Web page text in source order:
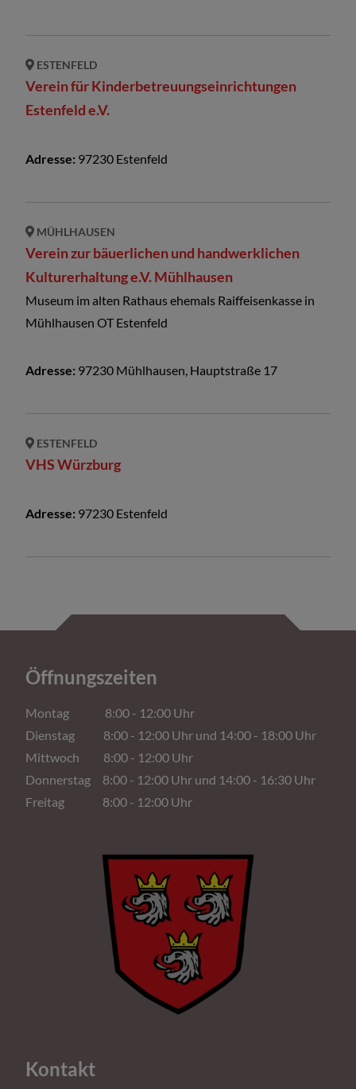
ESTENFELD
Verein für Kinderbetreuungseinrichtungen
Estenfeld e.V.
Adresse: 97230 Estenfeld
MÜHLHAUSEN
Verein zur bäuerlichen und handwerklichen
Kulturerhaltung e.V. Mühlhausen
Museum im alten Rathaus ehemals Raiffeisenkasse in
Mühlhausen OT Estenfeld
Adresse: 97230 Mühlhausen, Hauptstraße 17
ESTENFELD
VHS Würzburg
Adresse: 97230 Estenfeld
Öffnungszeiten
Montag 8:00 - 12:00 Uhr
Dienstag 8:00 - 12:00 Uhr und 14:00 - 18:00 Uhr
Mittwoch 8:00 - 12:00 Uhr
Donnerstag 8:00 - 12:00 Uhr und 14:00 - 16:30 Uhr
Freitag 8:00 - 12:00 Uhr
Kontakt